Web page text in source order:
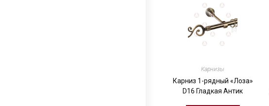
Карнизы
Карниз 1-рядный «Лоза»
D16 Гладкая Антик